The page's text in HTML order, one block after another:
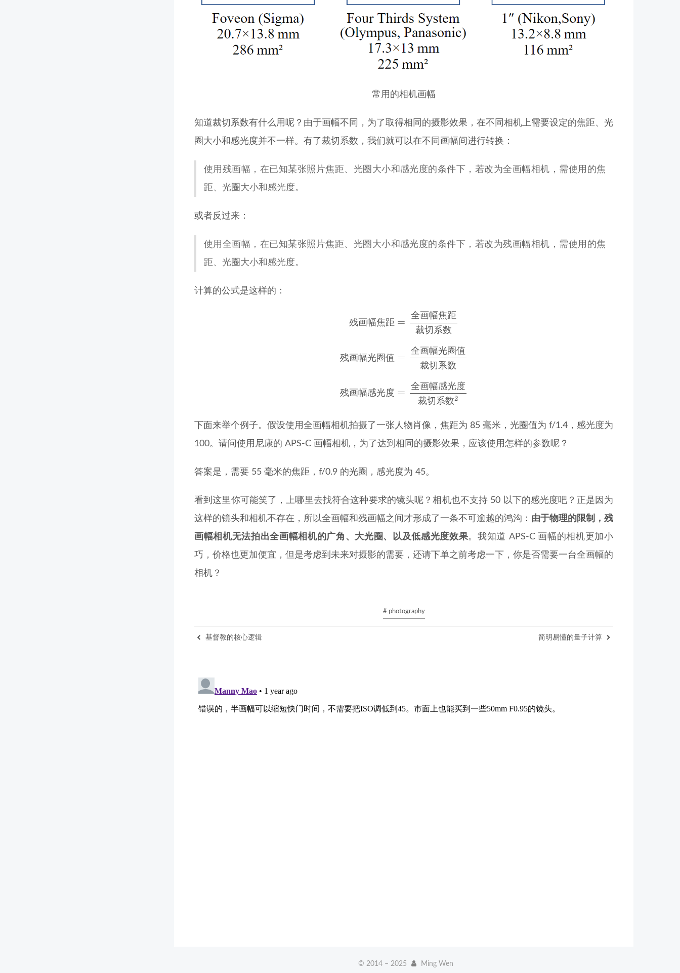
常用的相机画幅
知道裁切系数有什么用呢？由于画幅不同，为了取得相同的摄影效果，在不同相机上需要设定的焦距、光
圈大小和感光度并不一样。有了裁切系数，我们就可以在不同画幅间进行转换：
使用残画幅，在已知某张照片焦距、光圈大小和感光度的条件下，若改为全画幅相机，需使用的焦
距、光圈大小和感光度。
或者反过来：
使用全画幅，在已知某张照片焦距、光圈大小和感光度的条件下，若改为残画幅相机，需使用的焦
距、光圈大小和感光度。
计算的公式是这样的：
残 画 幅 焦 距
全 画 幅 焦 距
裁 切 系数
幅焦距裁切
残 画 幅 光 圈 值
全 画 幅 光 圈 值
裁 切 系数
幅光圈值裁切
残 画 幅 感光 度
画 感 光 度
裁 切 系 数
幅感光度裁切
下面来举个例子。假设使用全画幅相机拍摄了一张人物肖像，焦距为 85 毫米，光圈值为 f/1.4，感光度为
100。请问使用尼康的 APS-C 画幅相机，为了达到相同的摄影效果，应该使用怎样的参数呢？
答案是，需要 55 毫米的焦距，f/0.9 的光圈，感光度为 45。
看到这里你可能笑了，上哪里去找符合这种要求的镜头呢？相机也不支持 50 以下的感光度吧？正是因为
这样的镜头和相机不存在，所以全画幅和残画幅之间才形成了一条不可逾越的鸿沟： 由于物理的限制，残
画幅相机无法拍出全画幅相机的广角、大光圈、以及低感光度效果。我知道 APS-C 画幅的相机更加小
巧，价格也更加便宜，但是考虑到未来对摄影的需要，还请下单之前考虑一下，你是否需要一台全画幅的
相机？
# photography
基督教的核心逻辑 简明易懂的量子计算
© 2014 – 2025 Ming Wen